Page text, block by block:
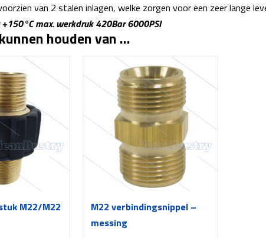
van 2 stalen inlagen, welke zorgen voor een zeer lange
max. werkdruk 420Bar 6000PSI
houden van …
M22/M22
M22 verbindingsnippel –
messing